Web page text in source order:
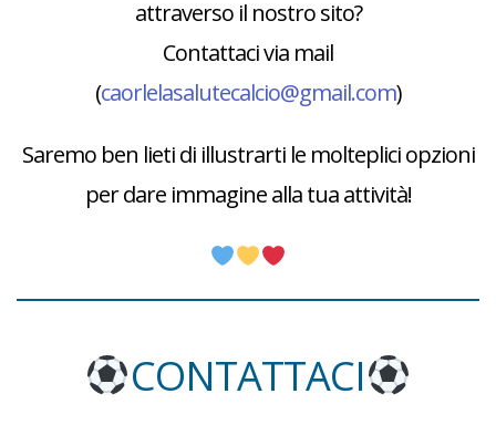
attraverso il nostro sito?
Contattaci via mail
(caorlelasalutecalcio@gmail.com)
Saremo ben lieti di illustrarti le molteplici opzioni
per dare immagine alla tua attività!
CONTATTACI